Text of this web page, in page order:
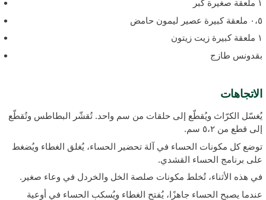
طازج
الكرّاث ويُقطّع إلى حلقات من سم واحد. تُقشّر البطاطس وتُقطّع
قطع من ٥،۲ سم.
كل مكونات الحساء في آلة تحضير الحساء، يُغلق الغطاء ويُضغط
برنامج الحساء القشدي.
هذه الأثناء، تُخلط مكونات صلصة الخل والخردل في وعاء صغير.
يصبح الحساء جاهزًا، يُفتح الغطاء ويُسكب الحساء في أوعية